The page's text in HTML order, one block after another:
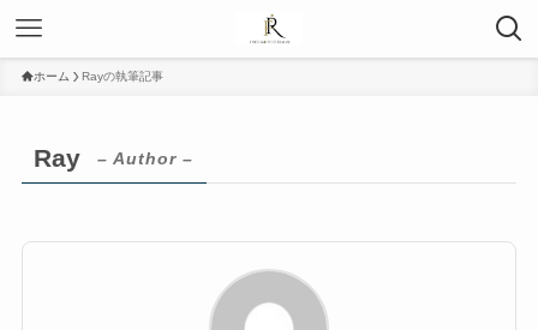
ホーム Rayの執筆記事
Ray – Author –